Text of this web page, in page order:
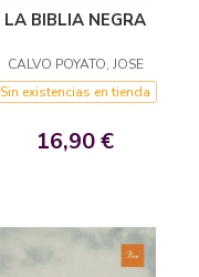
LA BIBLIA NEGRA
CALVO POYATO, JOSE
Sin existencias en tienda
16,90 €